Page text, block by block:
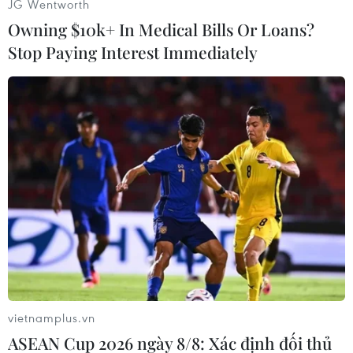
chính mình./.
(Vietnam+)
JG Wentworth
Owning $10k+ In Medical Bills Or Loans?
Stop Paying Interest Immediately
vietnamplus.vn
ASEAN Cup 2026 ngày 8/8: Xác định đối thủ